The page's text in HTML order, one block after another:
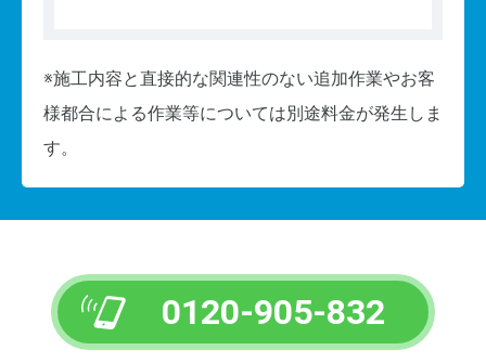
※施工内容と直接的な関連性のない追加作業やお客
様都合による作業等については別途料金が発生しま
す。
0120-905-832